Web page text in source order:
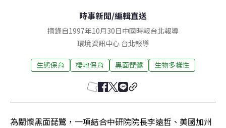
時事新聞/編輯直送
摘錄自1997年10月30日中國時報台北報導
環境資訊中心 台北報導
生態保育 棲地保育 黑面琵鷺 生物多樣性
為關懷黑面琵鷺，一項結合中研院院長李遠哲、美國加州